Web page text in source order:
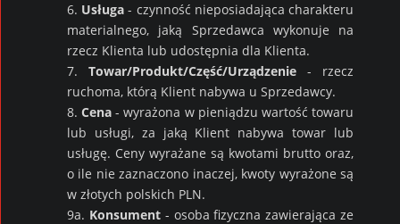
6. Usługa- czynność nieposiadająca charakteru
materialnego, jaką Sprzedawca wykonuje na
rzecz Klienta lub udostępnia dla Klienta.
7. Towar/Produkt/Część/Urządzenie- rzecz
ruchoma, którą Klient nabywa u Sprzedawcy.
8.Cena - wyrażona w pieniądzu wartość towaru
lub usługi, za jaką Klient nabywa towar lub
usługę. Ceny wyrażane są kwotami brutto oraz,
o ile nie zaznaczono inaczej, kwoty wyrażone są
w złotych polskich PLN.
9a. Konsument - osoba fizyczna zawierająca ze